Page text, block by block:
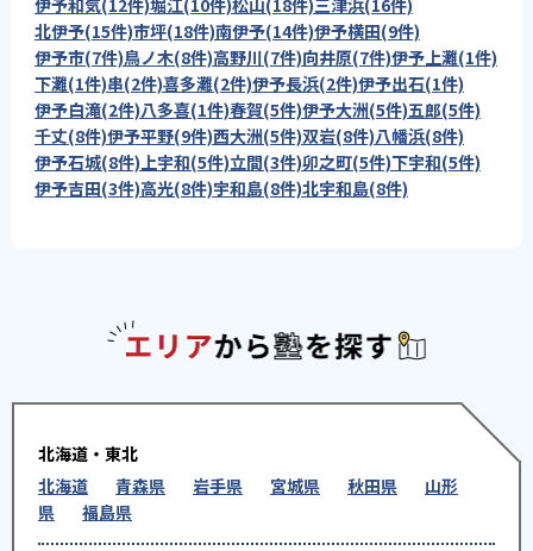
伊予和気(12件)堀江(10件)松山(18件)三津浜(16件)
北伊予(15件)市坪(18件)南伊予(14件)伊予横田(9件)
伊予市(7件)鳥ノ木(8件)高野川(7件)向井原(7件)伊予上灘(1件)
下灘(1件)串(2件)喜多灘(2件)伊予長浜(2件)伊予出石(1件)
伊予白滝(2件)八多喜(1件)春賀(5件)伊予大洲(5件)五郎(5件)
千丈(8件)伊予平野(9件)西大洲(5件)双岩(8件)八幡浜(8件)
伊予石城(8件)上宇和(5件)立間(3件)卯之町(5件)下宇和(5件)
伊予吉田(3件)高光(8件)宇和島(8件)北宇和島(8件)
北海道・東北
北海道
青森県 岩手県 宮城県 秋田県
山形
県
福島県